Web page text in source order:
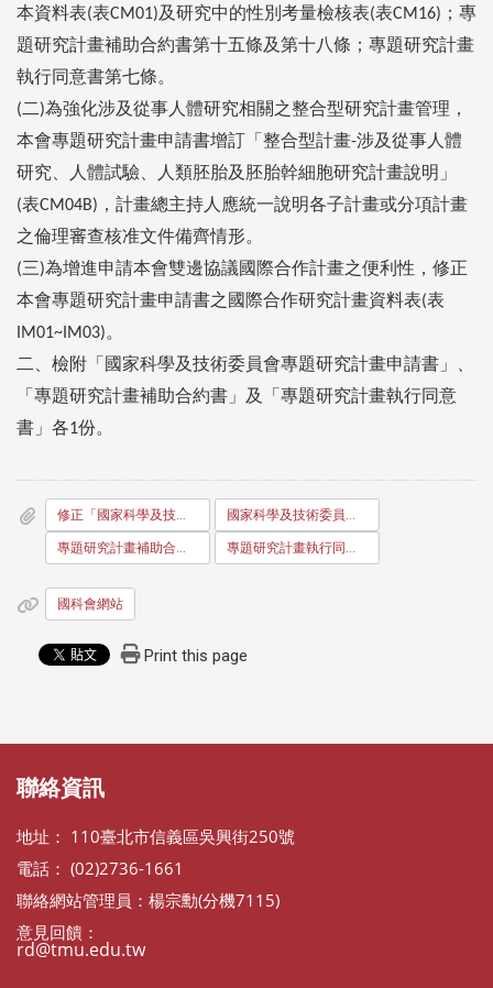
本資料表(表CM01)及研究中的性別考量檢核表(表CM16) ；專
題研究計畫補助合約書第十五條及第十八條；專題研究計畫
執行同意書第七條。
(二)為強化涉及從事人體研究相關之整合型研究計畫管理，
本會專題研究計畫申請書增訂「整合型計畫-涉及從事人體
研究、人體試驗、人類胚胎及胚胎幹細胞研究計畫說明」
(表CM04B) ，計畫總主持人應統一說明各子計畫或分項計畫
之倫理審查核准文件備齊情形。
(三)為增進申請本會雙邊協議國際合作計畫之便利性，修正
本會專題研究計畫申請書之國際合作研究計畫資料表(表
IM01~IM03)。
二、檢附「國家科學及技術委員會專題研究計畫申請書」、
「專題研究計畫補助合約書」及「專題研究計畫執行同意
書」各1份。
修正「國家科學及技術委員會專題研究計畫申請書」、「專題研究計畫補助合約書」及「專題研究計畫執行同意書」，並自即日起施行，請查照轉知。 國家科學及技術委員會專題研究計畫申請書
專題研究計畫補助合約書 專題研究計畫執行同意書
國科會網站
Print this page
聯絡資訊
地址： 110臺北市信義區吳興街250號
電話： (02)2736-1661
聯絡網站管理員：楊宗勳(分機7115)
意見回饋：
rd@tmu.edu.tw